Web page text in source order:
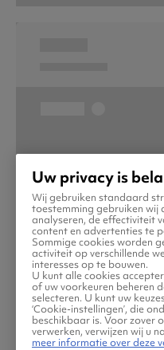
Uw privacy is
Wij gebruiken standaard
toestemming gebruiken wij
analyseren, de effectiviteit
content en advertenties te
Sommige cookies worden
activiteit op verschillende
interesses op te bouwen.
U kunt alle cookies
of uw voorkeuren beheren
selecteren. U kunt uw
‘Cookie-instellingen’, die
beschikbaar is. Voor zover
verwerken, verwijzen wij u
meer informatie over deze